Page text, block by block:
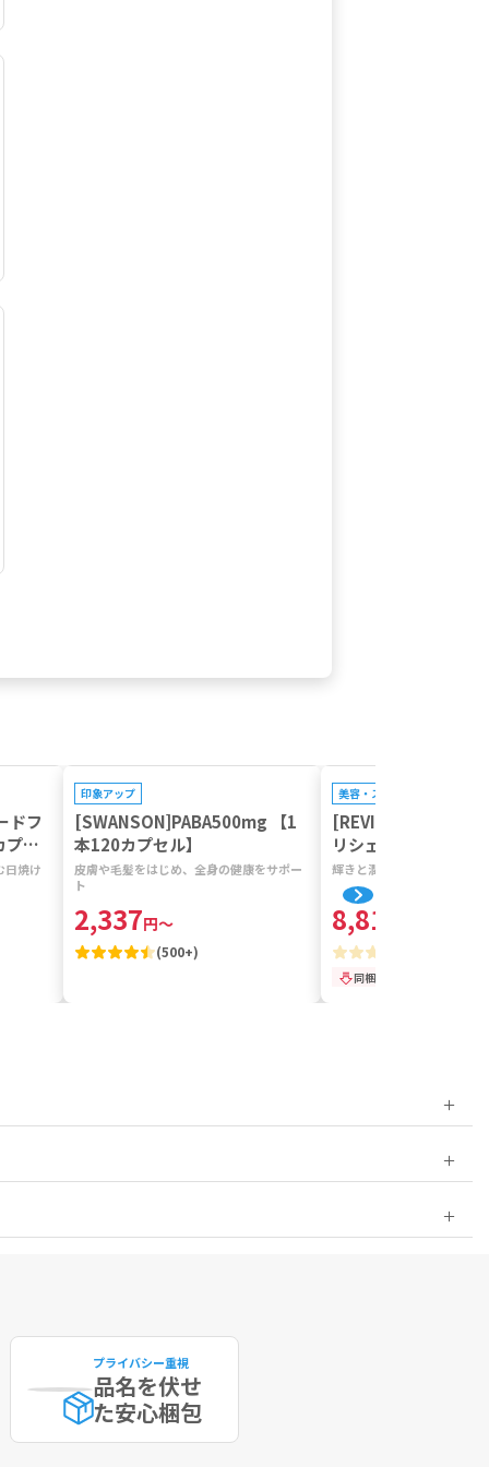
ドフ
プセ
日焼け
印象アップ
[SWANSON]PABA500mg 【1
本120カプセル】
皮膚や毛髪をはじめ、全身の健康をサポー
ト
2,337円～
(500+)
美容・スキンケア
[REVISION
リシェイドトゥルー
SPF45 【1箱48g】
輝きと潤いを与え、肌のバ
8,813
同梱価格
プライバシー重視
品名を伏せ
た安心梱包